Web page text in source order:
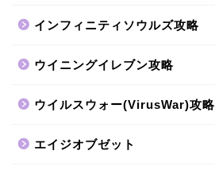
インフィニティソウルズ攻略
ウイニングイレブン攻略
ウイルスウォー(VirusWar)攻略
エイジオブゼット